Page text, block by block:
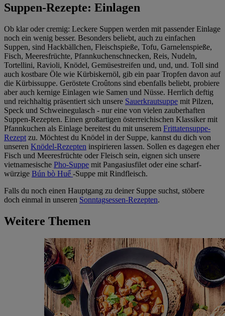
Suppen-Rezepte: Einlagen
Ob klar oder cremig: Leckere Suppen werden mit passender Einlage
noch ein wenig besser. Besonders beliebt, auch zu einfachen
Suppen, sind Hackbällchen, Fleischspieße, Tofu, Garnelenspieße,
Fisch, Meeresfrüchte, Pfannkuchenschnecken, Reis, Nudeln,
Tortellini, Ravioli, Knödel, Gemüsestreifen und, und, und. Toll sind
auch kostbare Öle wie Kürbiskernöl, gib ein paar Tropfen davon auf
die Kürbissuppe. Geröstete Croûtons sind ebenfalls beliebt, probiere
aber auch kernige Einlagen wie Samen und Nüsse. Herrlich deftig
und reichhaltig präsentiert sich unsere Sauerkrautsuppe mit Pilzen,
Speck und Schweinegulasch - nur eine von vielen zauberhaften
Suppen-Rezepten. Einen großartigen österreichischen Klassiker mit
Pfannkuchen als Einlage bereitest du mit unserem Frittatensuppe-
Rezept zu. Möchtest du Knödel in der Suppe, kannst du dich von
unseren Knödel-Rezepten inspirieren lassen. Sollen es dagegen eher
Fisch und Meeresfrüchte oder Fleisch sein, eignen sich unsere
vietnamesische Pho-Suppe mit Pangasiusfilet oder eine scharf-
würzige Bún bò Huế -Suppe mit Rindfleisch.
Falls du noch einen Hauptgang zu deiner Suppe suchst, stöbere
doch einmal in unseren Sonntagsessen-Rezepten.
Weitere Themen